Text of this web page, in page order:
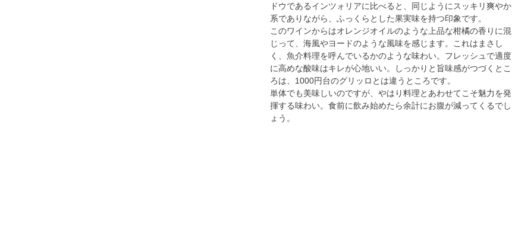
ドウであるインツォリアに比べると、同じようにスッキリ爽やか
系でありながら、ふっくらとした果実味を持つ印象です。
このワインからはオレンジオイルのような上品な柑橘の香りに混
じって、海風やヨードのような風味を感じます。これはまさし
く、魚介料理を呼んでいるかのような味わい。フレッシュで適度
に高めな酸味はキレが心地いい。しっかりと旨味感がつづくとこ
ろは、1000円台のグリッロとは違うところです。
単体でも美味しいのですが、やはり料理とあわせてこそ魅力を発
揮する味わい。食前に飲み始めたら余計にお腹が減ってくるでし
ょう。